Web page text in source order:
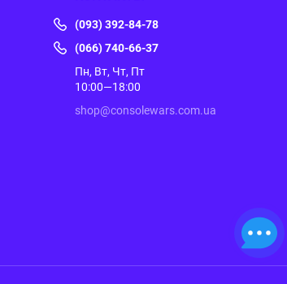
(093) 392-84-78
(066) 740-66-37
Пн, Вт, Чт, Пт
10:00—18:00
shop@consolewars.com.ua